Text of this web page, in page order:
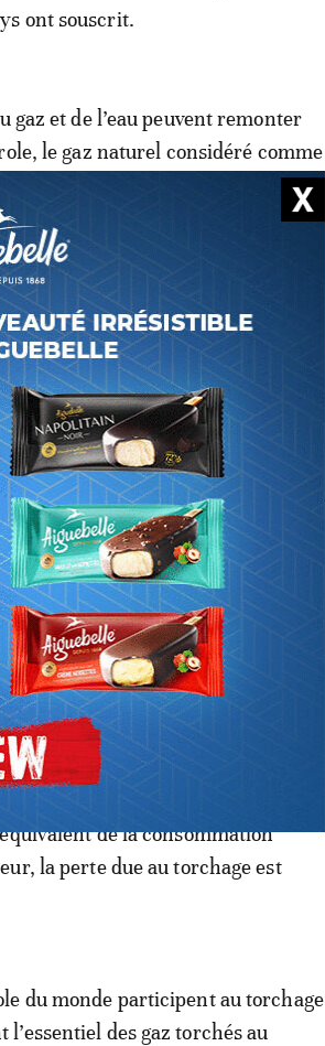
ont souscrit.
gaz et de l’eau peuvent remonter
le gaz naturel considéré comme
faute d’infrastructures de
de purification…) ou de
les géants pétroliers mondiaux
des infrastructures coûteuses et
son rang de
lutte contre le
du pétrole est important. Au
mondiale et son Fonds fiduciaire
(Global Flaring and
le volume de gaz torché a atteint
de la consommation
la perte due au torchage est
du monde participent au torchage
des gaz torchés au